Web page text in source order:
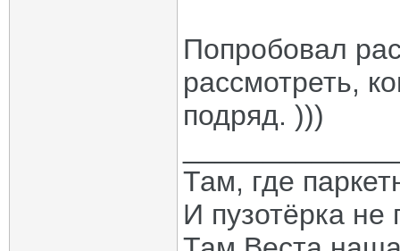
Попробовал
рассмотреть,
подряд. )))
Там, где
И пузотёрка не